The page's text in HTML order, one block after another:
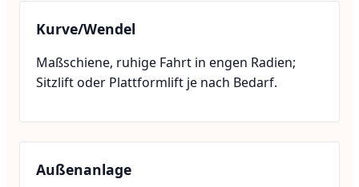
Kurve/Wendel
Maßschiene, ruhige Fahrt in engen Radien;
Sitzlift oder Plattformlift je nach Bedarf.
Außenanlage